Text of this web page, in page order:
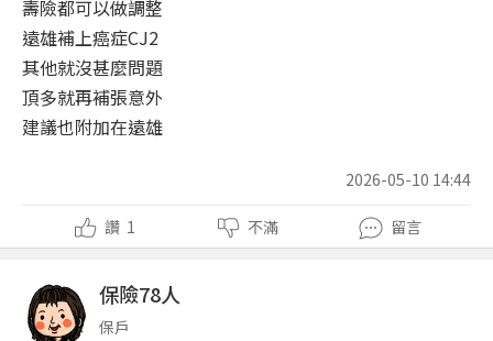
壽險都可以做調整
遠雄補上癌症CJ2
其他就沒甚麼問題
頂多就再補張意外
建議也附加在遠雄
2026-05-10 14:44
讚 1 不滿 留言
保險78人
保戶